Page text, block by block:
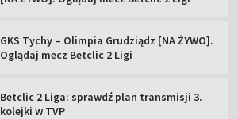
GKS Tychy – Olimpia Grudziądz [NA ŻYWO].
Oglądaj mecz Betclic 2 Ligi
Betclic 2 Liga: sprawdź plan transmisji 3.
kolejki w TVP